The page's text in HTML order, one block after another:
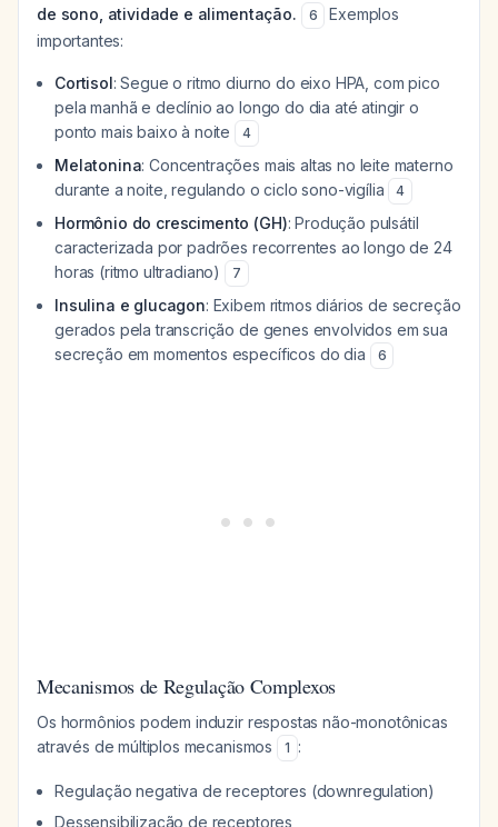
de sono, atividade e alimentação.
6
Exemplos
importantes:
Cortisol: Segue o ritmo diurno do eixo HPA, com pico
pela manhã e declínio ao longo do dia até atingir o
ponto mais baixo à noite
4
Melatonina: Concentrações mais altas no leite materno
durante a noite, regulando o ciclo sono-vigília
4
Hormônio do crescimento (GH): Produção pulsátil
caracterizada por padrões recorrentes ao longo de 24
horas (ritmo ultradiano)
7
Insulina e glucagon: Exibem ritmos diários de secreção
gerados pela transcrição de genes envolvidos em sua
secreção em momentos específicos do dia
6
Mecanismos de Regulação Complexos
Os hormônios podem induzir respostas não-monotônicas
através de múltiplos mecanismos
1 :
Regulação negativa de receptores (downregulation)
Dessensibilização de receptores